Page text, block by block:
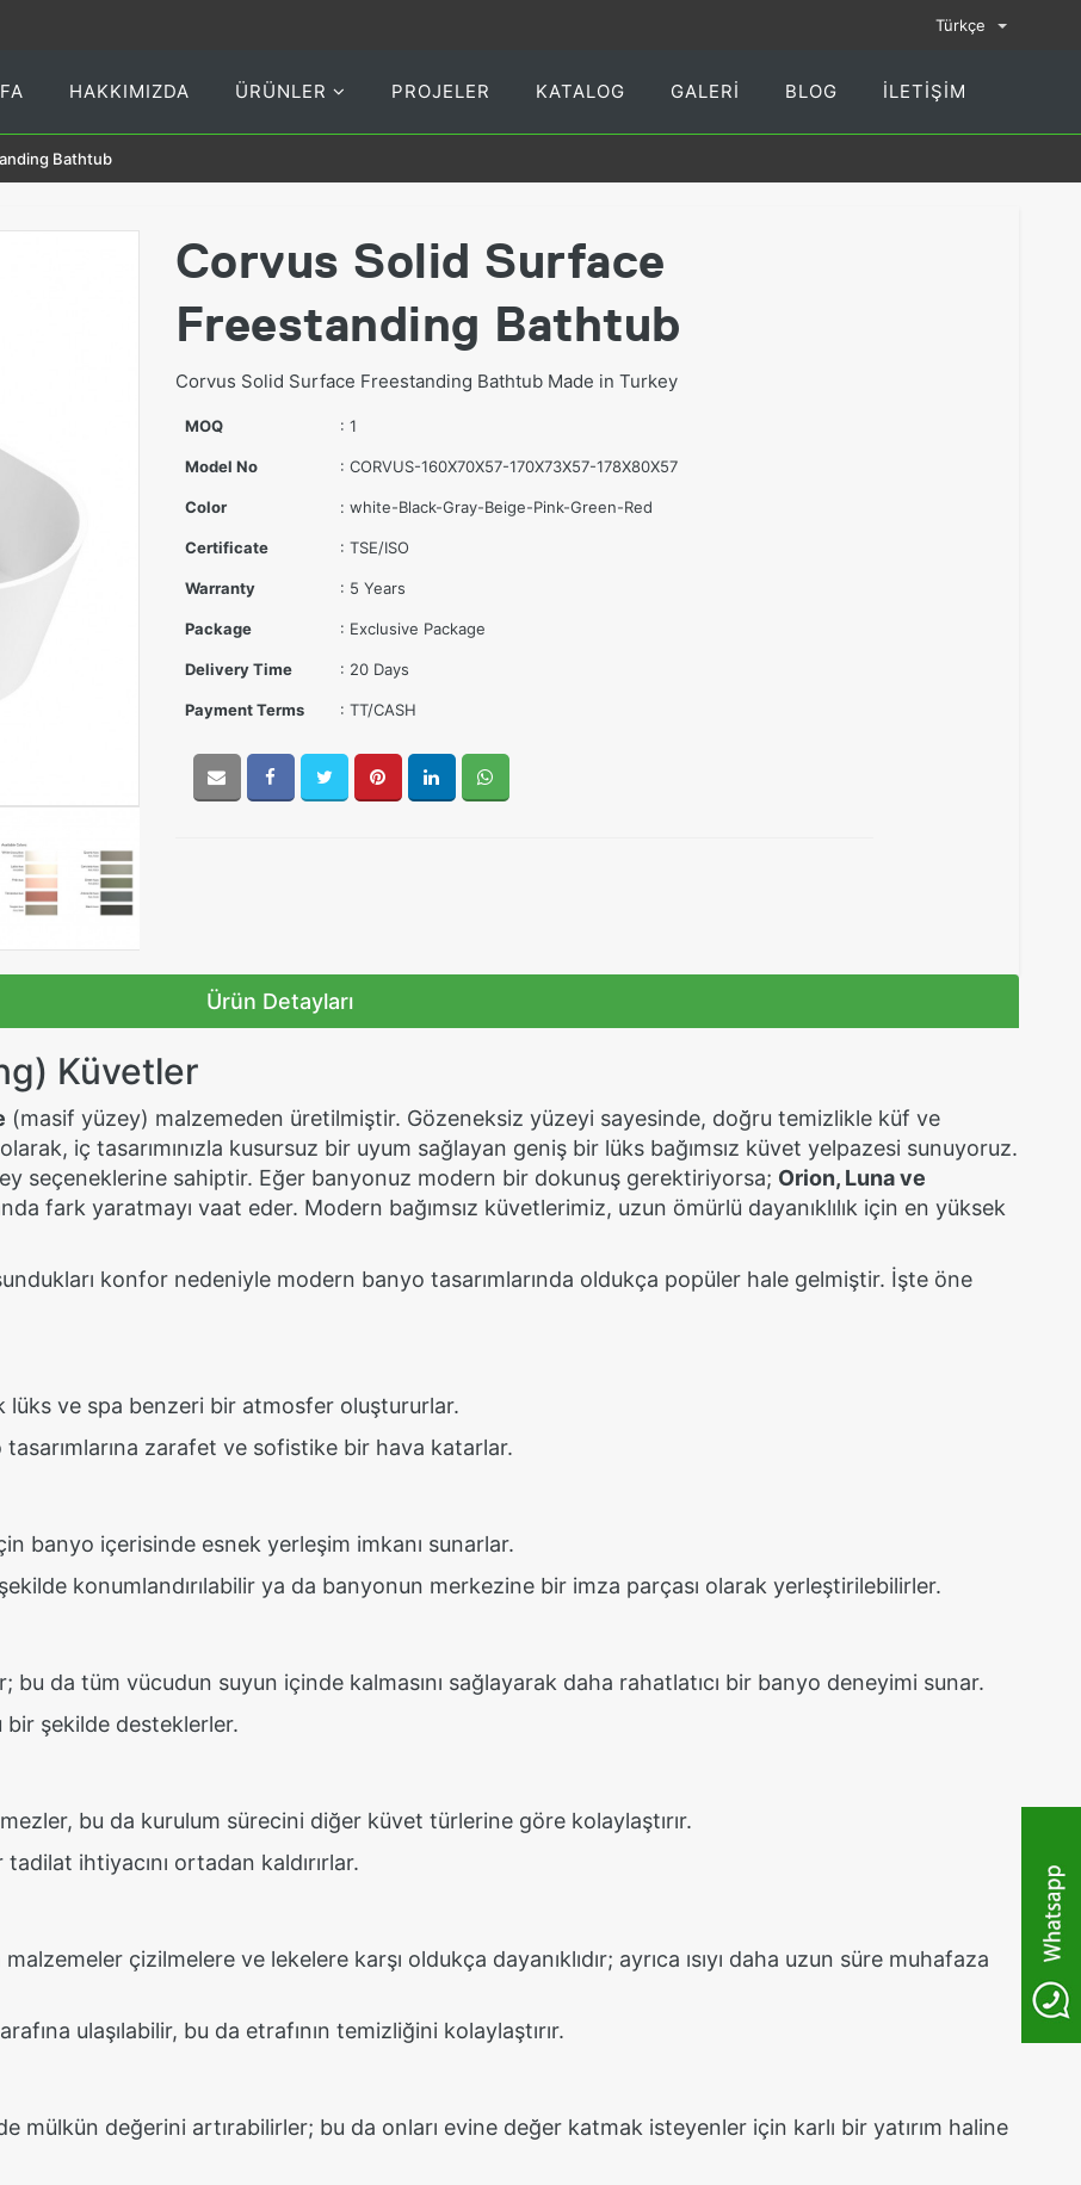
Türkçe
HAKKIMIZDA ÜRÜNLER PROJELER KATALOG GALERI BLOG İLETIŞIM
Bathtub
Corvus Solid Surface
Freestanding Bathtub
Corvus Solid Surface Freestanding Bathtub Made in Turkey
MOQ : 1
Model No : CORVUS-160X70X57-170X73X57-178X80X57
Color : white-Black-Gray-Beige-Pink-Green-Red
Certificate : TSE/ISO
Warranty : 5 Years
Package : Exclusive Package
Delivery Time : 20 Days
Payment Terms : TT/CASH
Ürün Detayları
Küvetler
(masif yüzey) malzemeden üretilmiştir. Gözeneksiz yüzeyi sayesinde, doğru temizlikle küf ve
olarak, iç tasarımınızla kusursuz bir uyum sağlayan geniş bir lüks bağımsız küvet yelpazesi sunuyoruz.
seçeneklerine sahiptir. Eğer banyonuz modern bir dokunuş gerektiriyorsa; Orion, Luna ve
fark yaratmayı vaat eder. Modern bağımsız küvetlerimiz, uzun ömürlü dayanıklılık için en yüksek
konfor nedeniyle modern banyo tasarımlarında oldukça popüler hale gelmiştir. İşte öne
lüks ve spa benzeri bir atmosfer oluştururlar.
zarafet ve sofistike bir hava katarlar.
banyo içerisinde esnek yerleşim imkanı sunarlar.
konumlandırılabilir ya da banyonun merkezine bir imza parçası olarak yerleştirilebilirler.
da tüm vücudun suyun içinde kalmasını sağlayarak daha rahatlatıcı bir banyo deneyimi sunar.
bir şekilde desteklerler.
bu da kurulum sürecini diğer küvet türlerine göre kolaylaştırır.
ihtiyacını ortadan kaldırırlar.
çizilmelere ve lekelere karşı oldukça dayanıklıdır; ayrıca ısıyı daha uzun süre muhafaza
ulaşılabilir, bu da etrafının temizliğini kolaylaştırır.
mülkün değerini artırabilirler; bu da onları evine değer katmak isteyenler için karlı bir yatırım haline